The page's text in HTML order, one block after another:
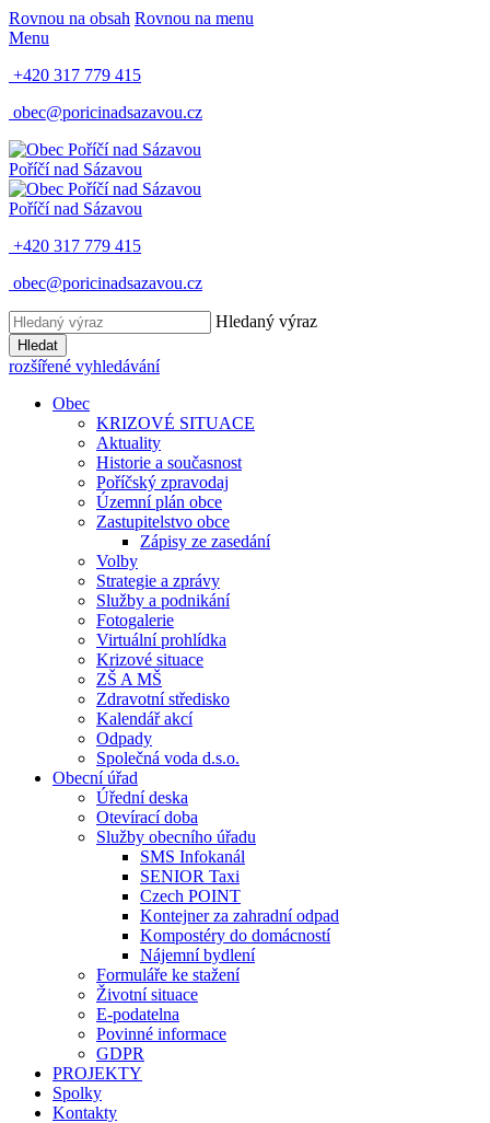
Rovnou na obsah Rovnou na menu
Menu
+420 317 779 415
obec@poricinadsazavou.cz
Poříčí nad Sázavou
Poříčí nad Sázavou
+420 317 779 415
obec@poricinadsazavou.cz
Hledaný výraz
Hledat
rozšířené vyhledávání
Obec
KRIZOVÉ SITUACE
Aktuality
Historie a současnost
Poříčský zpravodaj
Územní plán obce
Zastupitelstvo obce
Zápisy ze zasedání
Volby
Strategie a zprávy
Služby a podnikání
Fotogalerie
Virtuální prohlídka
Krizové situace
ZŠ A MŠ
Zdravotní středisko
Kalendář akcí
Odpady
Společná voda d.s.o.
Obecní úřad
Úřední deska
Otevírací doba
Služby obecního úřadu
SMS Infokanál
SENIOR Taxi
Czech POINT
Kontejner za zahradní odpad
Kompostéry do domácností
Nájemní bydlení
Formuláře ke stažení
Životní situace
E-podatelna
Povinné informace
GDPR
PROJEKTY
Spolky
Kontakty